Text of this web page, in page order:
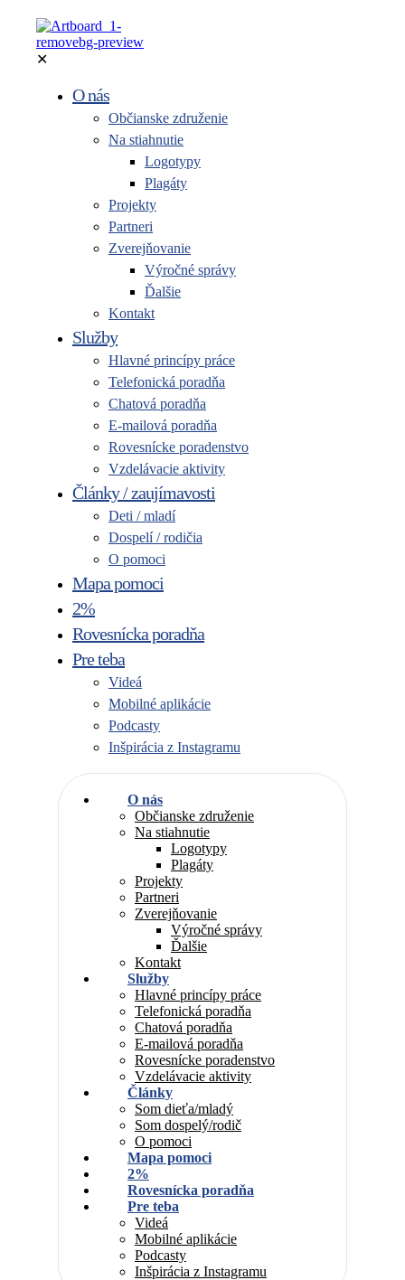
✕
O nás
Občianske združenie
Na stiahnutie
Logotypy
Plagáty
Projekty
Partneri
Zverejňovanie
Výročné správy
Ďalšie
Kontakt
Služby
Hlavné princípy práce
Telefonická poradňa
Chatová poradňa
E-mailová poradňa
Rovesnícke poradenstvo
Vzdelávacie aktivity
Články / zaujímavosti
Deti / mladí
Dospelí / rodičia
O pomoci
Mapa pomoci
2%
Rovesnícka poradňa
Pre teba
Videá
Mobilné aplikácie
Podcasty
Inšpirácia z Instagramu
O nás
Občianske združenie
Na stiahnutie
Logotypy
Plagáty
Projekty
Partneri
Zverejňovanie
Výročné správy
Ďalšie
Kontakt
Služby
Hlavné princípy práce
Telefonická poradňa
Chatová poradňa
E-mailová poradňa
Rovesnícke poradenstvo
Vzdelávacie aktivity
Články
Som dieťa/mladý
Som dospelý/rodič
O pomoci
Mapa pomoci
2%
Rovesnícka poradňa
Pre teba
Videá
Mobilné aplikácie
Podcasty
Inšpirácia z Instagramu